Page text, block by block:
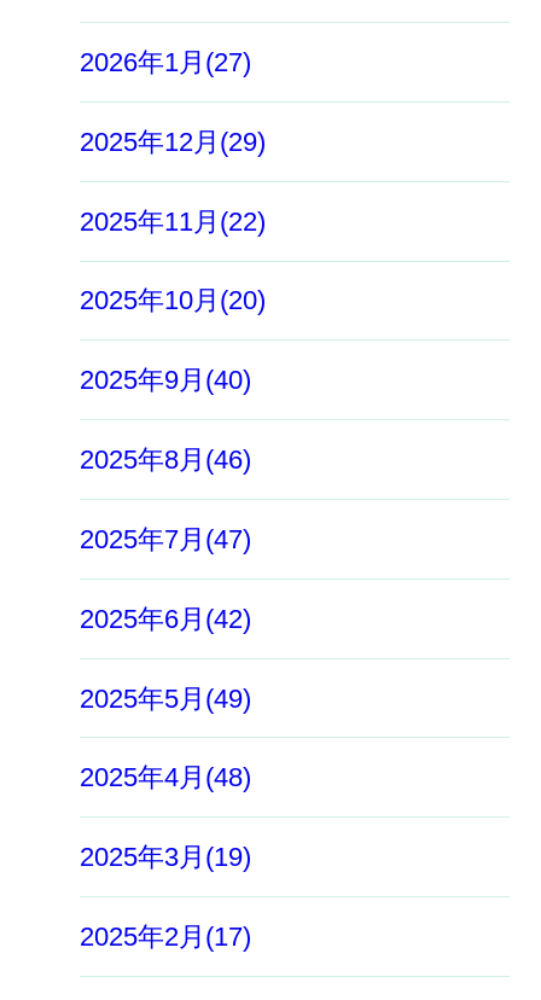
2026年1月(27)
2025年12月(29)
2025年11月(22)
2025年10月(20)
2025年9月(40)
2025年8月(46)
2025年7月(47)
2025年6月(42)
2025年5月(49)
2025年4月(48)
2025年3月(19)
2025年2月(17)